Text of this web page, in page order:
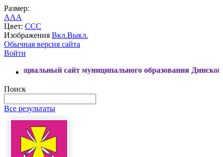
Размер:
AAA
Цвет: CCC
Изображения Вкл.Выкл.
Обычная версия сайта
Войти
сайт муниципального образования Динской район
Поиск
Все результаты